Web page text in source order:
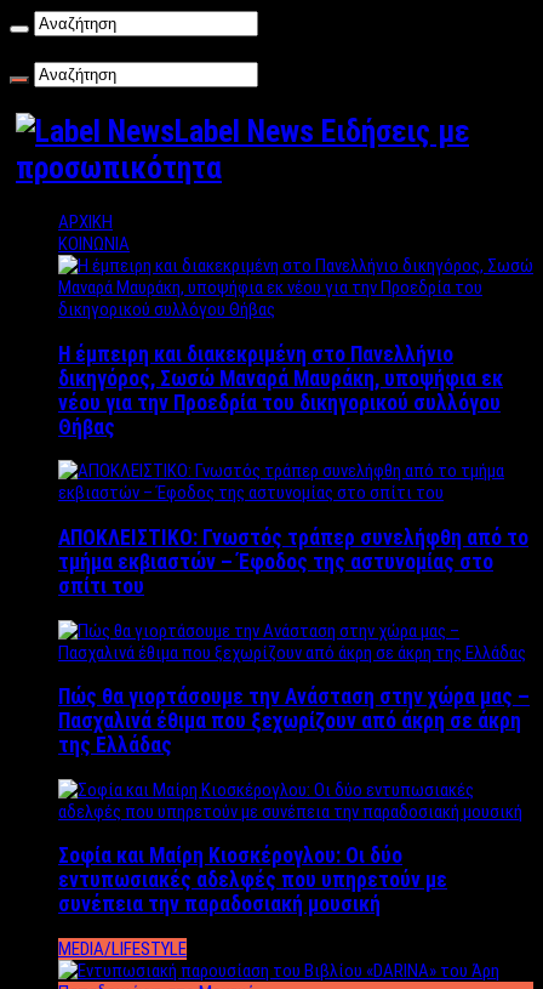
Label News Ειδήσεις με
προσωπικότητα
ΑΡΧΙΚΗ
ΚΟΙΝΩΝΙΑ
Η έμπειρη και διακεκριμένη στο Πανελλήνιο
δικηγόρος, Σωσώ Μαναρά Μαυράκη, υποψήφια εκ
νέου για την Προεδρία του δικηγορικού συλλόγου
Θήβας
ΑΠΟΚΛΕΙΣΤΙΚΟ: Γνωστός τράπερ συνελήφθη από το
τμήμα εκβιαστών – Έφοδος της αστυνομίας στο
σπίτι του
Πώς θα γιορτάσουμε την Ανάσταση στην χώρα μας –
Πασχαλινά έθιμα που ξεχωρίζουν από άκρη σε άκρη
της Ελλάδας
Σοφία και Μαίρη Κιοσκέρογλου: Οι δύο
εντυπωσιακές αδελφές που υπηρετούν με
συνέπεια την παραδοσιακή μουσική
MEDIA/LIFESTYLE